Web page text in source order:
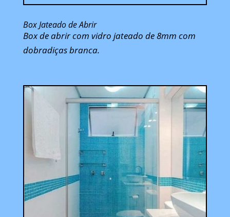
Box Jateado de Abrir
Box de abrir com vidro jateado de 8mm com
dobradiças branca.